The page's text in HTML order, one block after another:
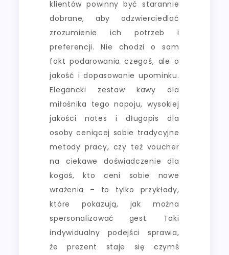
klientów powinny być starannie
dobrane, aby odzwierciedlać
zrozumienie ich potrzeb i
preferencji. Nie chodzi o sam
fakt podarowania czegoś, ale o
jakość i dopasowanie upominku.
Elegancki zestaw kawy dla
miłośnika tego napoju, wysokiej
jakości notes i długopis dla
osoby ceniącej sobie tradycyjne
metody pracy, czy też voucher
na ciekawe doświadczenie dla
kogoś, kto ceni sobie nowe
wrażenia – to tylko przykłady,
które pokazują, jak można
spersonalizować gest. Taki
indywidualny podejści sprawia,
że prezent staje się czymś